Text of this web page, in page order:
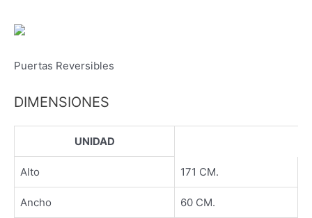
Puertas Reversibles
DIMENSIONES
UNIDAD
Alto 171 CM.
Ancho 60 CM.